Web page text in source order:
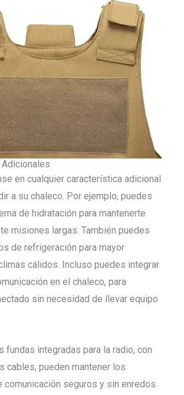
en cualquier característica adicional
a su chaleco. Por ejemplo, puedes
de hidratación para mantenerte
misiones largas. También puedes
de refrigeración para mayor
cálidos. Incluso puedes integrar
en el chaleco, para
sin necesidad de llevar equipo
fundas integradas para la radio, con
cables, pueden mantener los
seguros y sin enredos.